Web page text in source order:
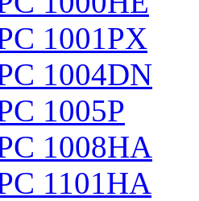
1001PX
1004DN
1005P
1008HA
1101HA